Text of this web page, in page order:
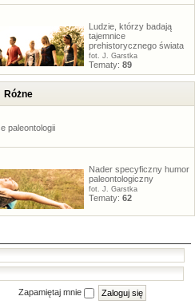
Ludzie, którzy badają
tajemnice
prehistorycznego świata
fot. J. Garstka
Tematy: 89
Różne
paleontologii
Nader specyficzny humor
paleontologiczny
fot. J. Garstka
Tematy: 62
Zapamiętaj mnie